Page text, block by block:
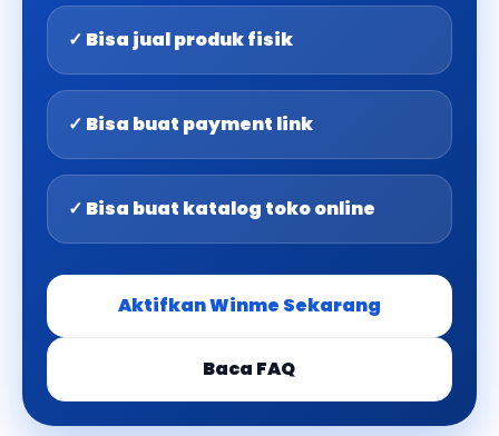
✓ Bisa jual produk fisik
✓ Bisa buat payment link
✓ Bisa buat katalog toko online
Aktifkan Winme Sekarang
Baca FAQ